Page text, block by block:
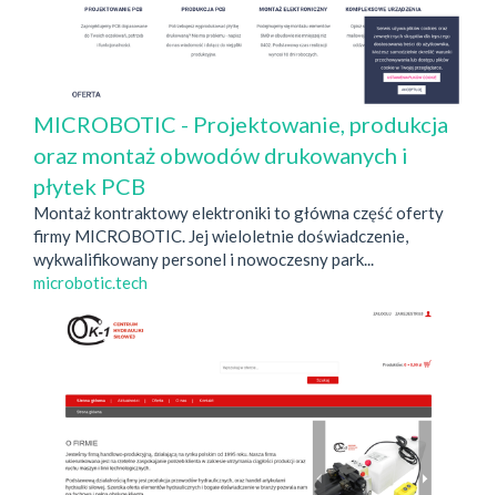
MICROBOTIC - Projektowanie, produkcja
oraz montaż obwodów drukowanych i
płytek PCB
Montaż kontraktowy elektroniki to główna część oferty
firmy MICROBOTIC. Jej wieloletnie doświadczenie,
wykwalifikowany personel i nowoczesny park...
microbotic.tech